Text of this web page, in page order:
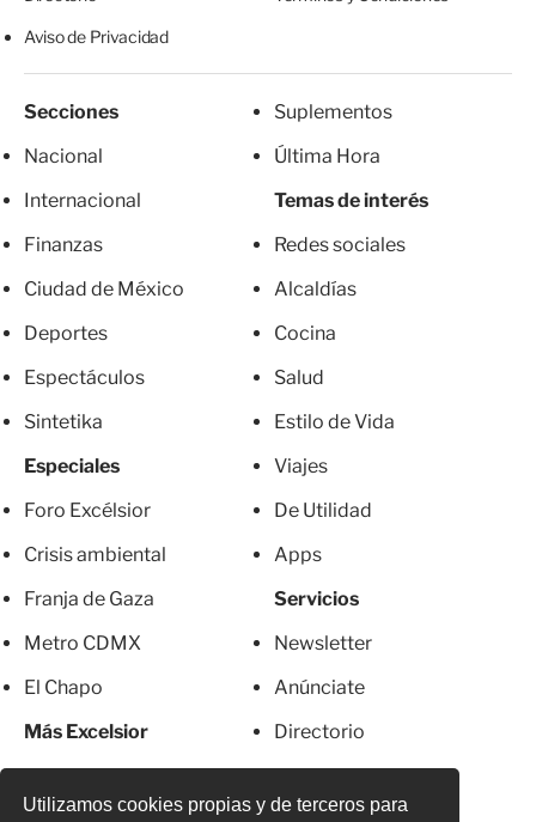
Utilizamos cookies propias y de terceros para
Aviso de Privacidad
Secciones
Nacional
Internacional
Finanzas
Ciudad de México
Deportes
Espectáculos
Sintetika
Especiales
Foro Excélsior
Crisis ambiental
Franja de Gaza
Metro CDMX
El Chapo
Más Excelsior
Suplementos
Última Hora
Temas de interés
Redes sociales
Alcaldías
Cocina
Salud
Estilo de Vida
Viajes
De Utilidad
Apps
Servicios
Newsletter
Anúnciate
Directorio